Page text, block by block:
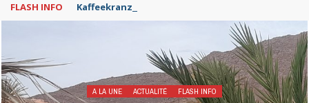
FLASH INFO Kaffeekranzel : Le Maroc en camping-car avec
A LA UNE ACTUALITÉ FLASH INFO